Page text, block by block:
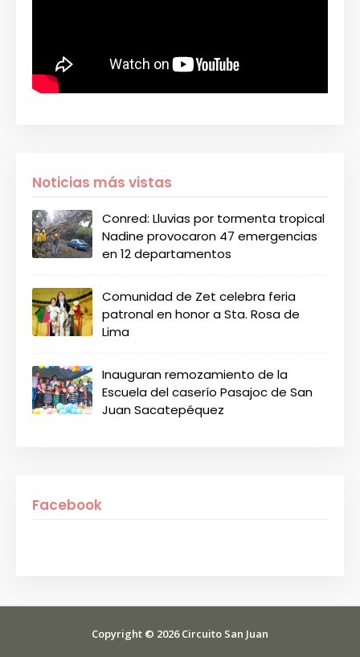
Noticias más vistas
Conred: Lluvias por tormenta tropical
Nadine provocaron 47 emergencias
en 12 departamentos
Comunidad de Zet celebra feria
patronal en honor a Sta. Rosa de
Lima
Inauguran remozamiento de la
Escuela del caserío Pasajoc de San
Juan Sacatepéquez
Facebook
Copyright © 2026Circuito San Juan